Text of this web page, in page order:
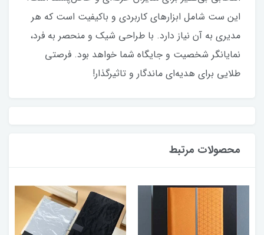
این ست شامل ابزارهای کاربردی و باکیفیت است که هر
مدیری به آن نیاز دارد. با طراحی شیک و منحصر به فرد،
نمایانگر شخصیت و جایگاه شما خواهد بود. فرصتی
طلایی برای هدیه‌ای ماندگار و تاثیرگذار!
محصولات مرتبط